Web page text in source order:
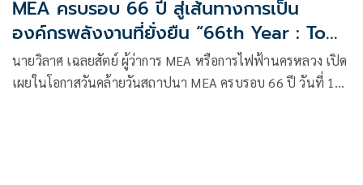
MEA ครบรอบ 66 ปี สู่เส้นทางการเป็น
องค์กรพลังงานที่ยั่งยืน “66th Year : To
be Sustainable Energy Utility”
นายวิลาศ เฉลยสัตย์ ผู้ว่าการ MEA หรือการไฟฟ้านครหลวง เปิด
เผยในโอกาสวันคล้ายวันสถาปนา MEA ครบรอบ 66 ปี วันที่ 1